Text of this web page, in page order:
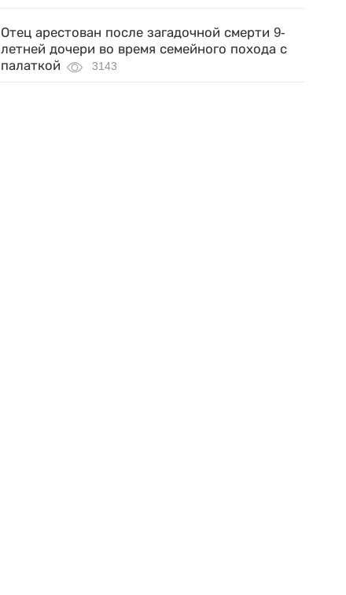
Отец арестован после загадочной смерти 9-
летней дочери во время семейного похода с
палаткой
3143